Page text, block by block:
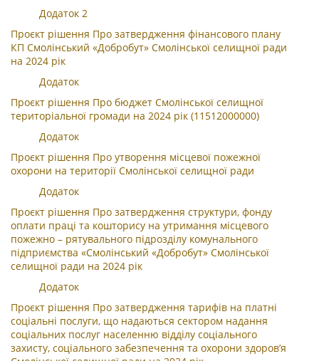
Додаток 2
Проєкт рішення Про затвердження фінансового плану
КП Смолінський «Добробут» Смолінської селищної ради
на 2024 рік
Додаток
Проєкт рішення Про бюджет Смолінської селищної
територіальної громади на 2024 рік (11512000000)
Додаток
Проєкт рішення Про утворення місцевої пожежної
охорони на території Смолінської селищної ради
Додаток
Проєкт рішення Про затвердження структури, фонду
оплати праці та кошторису на утримання місцевого
пожежно – рятувального підрозділу комунального
підприємства «Смолінський «Добробут» Смолінської
селищної ради на 2024 рік
Додаток
Проєкт рішення Про затвердження тарифів на платні
соціальні послуги, що надаються сектором надання
соціальних послуг населенню відділу соціального
захисту, соціального забезпечення та охорони здоров’я